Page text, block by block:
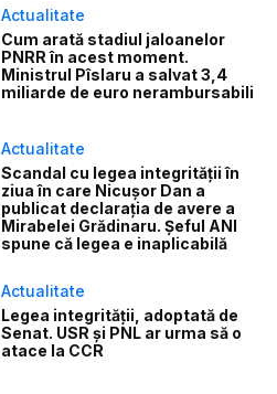
Actualitate
Cum arată stadiul jaloanelor
PNRR în acest moment.
Ministrul Pîslaru a salvat 3,4
miliarde de euro nerambursabili
Actualitate
Scandal cu legea integrității în
ziua în care Nicușor Dan a
publicat declarația de avere a
Mirabelei Grădinaru. Șeful ANI
spune că legea e inaplicabilă
Actualitate
Legea integrității, adoptată de
Senat. USR și PNL ar urma să o
atace la CCR